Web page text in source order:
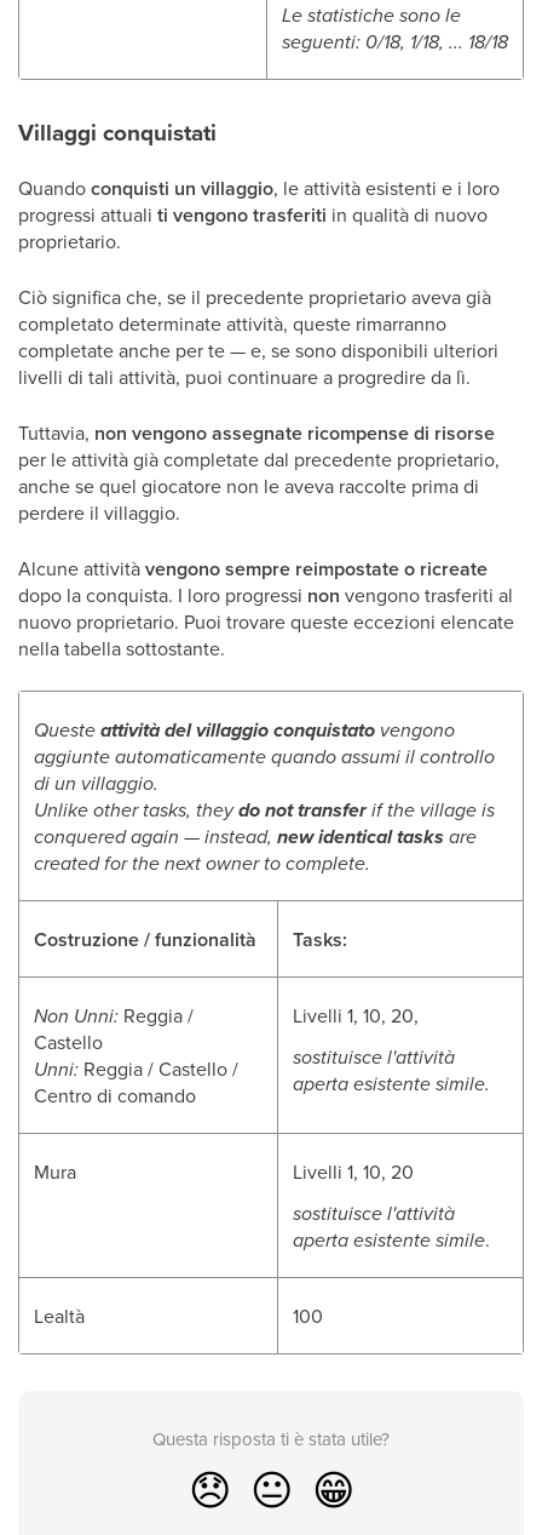
Le statistiche sono le
seguenti: 0/18, 1/18, ... 18/18
Villaggi conquistati
Quandoconquisti un villaggio, le attività esistenti e i loro
progressi attuali ti vengono trasferiti in qualità di nuovo
proprietario.
Ciò significa che, se il precedente proprietario aveva già
completato determinate attività, queste rimarranno
completate anche per te — e, se sono disponibili ulteriori
livelli di tali attività, puoi continuare a progredire da lì.
Tuttavia, non vengono assegnate ricompense di risorse
per le attività già completate dal precedente proprietario,
anche se quel giocatore non le aveva raccolte prima di
perdere il villaggio.
Alcune attivitàvengono sempre reimpostate o ricreate
dopo la conquista. I loro progressi non vengono trasferiti al
nuovo proprietario. Puoi trovare queste eccezioni elencate
nella tabella sottostante.
Questeattività del villaggio conquistato vengono
aggiunte automaticamente quando assumi il controllo
di un villaggio.
Unlike other tasks, theydo not transferif the village is
conquered again — instead, new identical tasks are
created for the next owner to complete.
Costruzione / funzionalità Tasks:
Non Unni: Reggia /
Castello
Unni: Reggia / Castello /
Centro di comando
Livelli 1, 10, 20,
sostituisce l'attività
aperta esistente simile.
Mura Livelli 1, 10, 20
sostituisce l'attività
aperta esistente simile.
Lealtà 100
Questa risposta ti è stata utile?
😞 😐 😁